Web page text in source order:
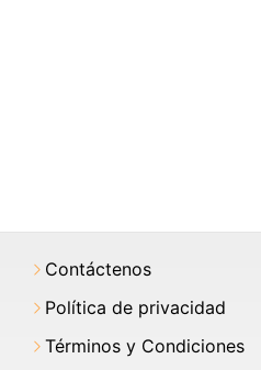
Contáctenos
Política de privacidad
Términos y Condiciones